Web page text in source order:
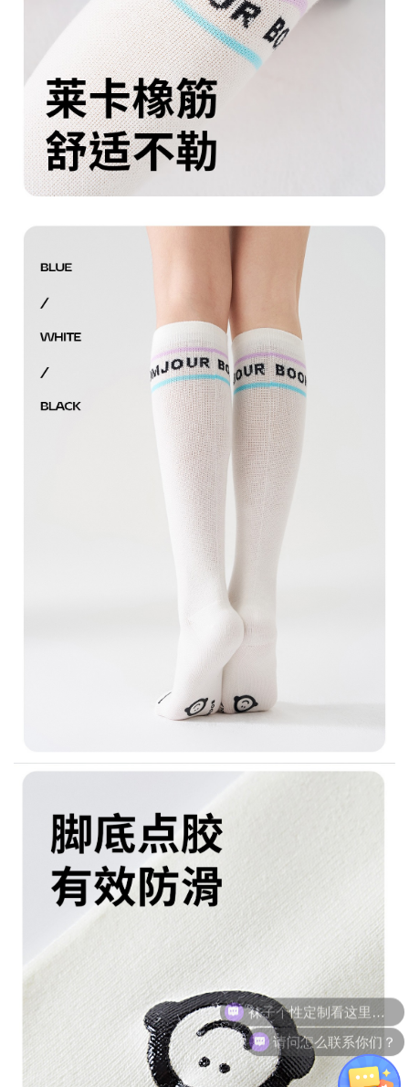
请问怎么联系你们？